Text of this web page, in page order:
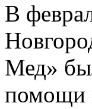
В
Мед»
помощи